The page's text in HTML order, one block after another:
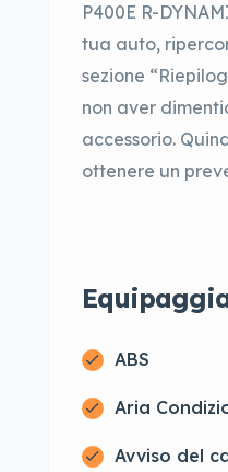
P400E R-
tua auto,
sezione
non aver
accessorio.
ottenere un
ABS
Aria
Avviso del